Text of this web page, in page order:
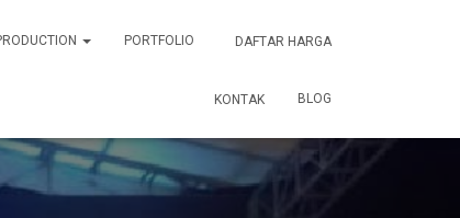
PORTFOLIO DAFTAR HARGA
KONTAK BLOG